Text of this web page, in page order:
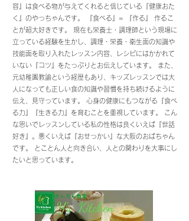
容』は食べる物が与えてくれると信じている『健康おた
く』のやっちゃんです。 『食べる』= 『作る』 作るこ
とが超大好きです。 現在も栄養士・調理師という現場に
立っている経験を生かし、調理・栄養・衛生面の知識や
技能面を取り入れたレッスン内容、レシピにはかかれて
いない『コツ』をたっぷりとお伝えしています。 また、
元幼稚園教諭という経歴もあり、キッズレッスンでは大
人になっても正しい食の知識や習慣を持ち続けるように
伝え、見守っています。 心身の健康にもつながる『食べ
る力』『生きる力』を育むことを重視しています。 こん
な思いでレッスンしている私の性格は良くいえば『世話
好き』。悪くいえば『おせっかい』な大阪のおばちゃん
です。 とことん人と向き合い、人との関わりを大事にし
たいと思っています。